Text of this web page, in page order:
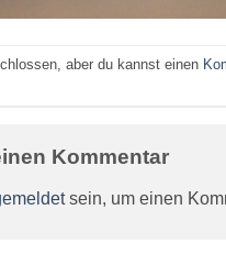
aber du kannst einen
Kommentar
sein, um einen